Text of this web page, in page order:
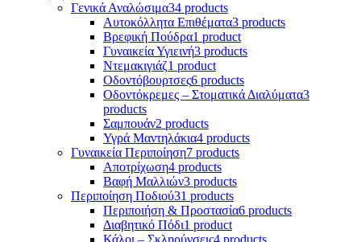
Γενικά Αναλώσιμα34 products
Αυτοκόλλητα Επιθέματα3 products
Βρεφική Πούδρα1 product
Γυναικεία Υγιεινή3 products
Ντεμακιγιάζ1 product
Οδοντόβουρτσες6 products
Οδοντόκρεμες – Στοματικά Διαλύματα3
products
Σαμπουάν2 products
Υγρά Μαντηλάκια4 products
Γυναικεία Περιποίηση7 products
Αποτρίχωση4 products
Βαφή Μαλλιών3 products
Περιποίηση Ποδιού31 products
Περιποιήση & Προστασία6 products
Διαβητικό Πόδι1 product
Κάλοι – Σκληρύνσεις4 products